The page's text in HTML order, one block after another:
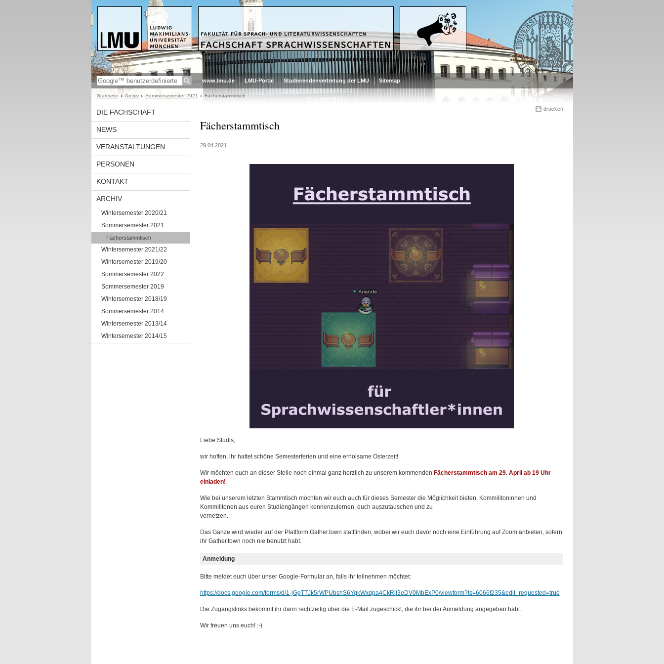
www.lmu.de LMU-Portal Studierendenvertretung der LMU Sitemap
Startseite Archiv Sommersemester 2021 Fächerstammtisch
DIE FACHSCHAFT
NEWS
VERANSTALTUNGEN
PERSONEN
KONTAKT
ARCHIV
Wintersemester 2020/21
Sommersemester 2021
Fächerstammtisch
Wintersemester 2021/22
Wintersemester 2019/20
Sommersemester 2022
Sommersemester 2019
Wintersemester 2018/19
Sommersemester 2014
Wintersemester 2013/14
Wintersemester 2014/15
drucken
Fächerstammtisch
29.04.2021
Liebe Studis,
wir hoffen, ihr hattet schöne Semesterferien und eine erholsame Osterzeit!
Wir möchten euch an dieser Stelle noch einmal ganz herzlich zu unserem kommenden Fächerstammtisch am 29. April ab 19 Uhr
einladen!
Wie bei unserem letzten Stammtisch möchten wir euch auch für dieses Semester die Möglichkeit bieten, Kommilitoninnen und
Kommilitonen aus euren Studiengängen kennenzulernen, euch auszutauschen und zu
vernetzen.
Das Ganze wird wieder auf der Plattform Gather.town stattfinden, wobei wir euch davor noch eine Einführung auf Zoom anbieten, sofern
ihr Gather.town noch nie benutzt habt.
Anmeldung
Bitte meldet euch über unser Google-Formular an, falls ihr teilnehmen möchtet:
https://docs.google.com/forms/d/1-jGgTTJk5rWPUbshS6YqkWxdpa4CkRil3eDV0MbExP0/viewform?ts=6066f235&edit_requested=true
Die Zugangslinks bekommt ihr dann rechtzeitig über die E-Mail zugeschickt, die ihr bei der Anmeldung angegeben habt.
Wir freuen uns euch! :-)